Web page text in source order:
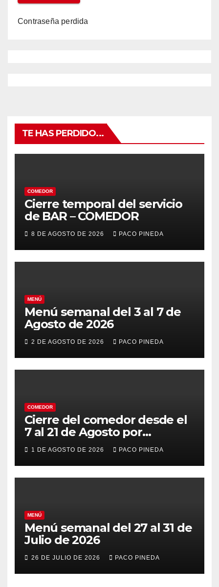
Contraseña perdida
TE HAS PERDIDO...
COMEDOR
Cierre temporal del servicio
de BAR – COMEDOR
8 DE AGOSTO DE 2026 PACO PINEDA
MENÚ
Menú semanal del 3 al 7 de
Agosto de 2026
2 DE AGOSTO DE 2026 PACO PINEDA
COMEDOR
Cierre del comedor desde el
7 al 21 de Agosto por
vacaciones
1 DE AGOSTO DE 2026 PACO PINEDA
MENÚ
Menú semanal del 27 al 31 de
Julio de 2026
26 DE JULIO DE 2026 PACO PINEDA